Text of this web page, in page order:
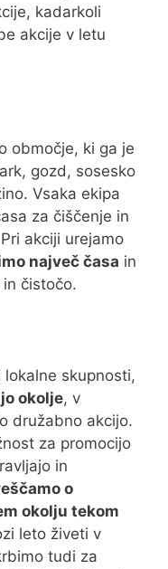
kadarkoli
akcije v letu
območje, ki ga je
gozd, sosesko
Vsaka ekipa
za čiščenje in
akciji urejamo
največ časa in
čistočo.
skupnosti,
okolje, v
družabno akcijo.
za promocijo
in
o
okolju tekom
leto živeti v
tudi za